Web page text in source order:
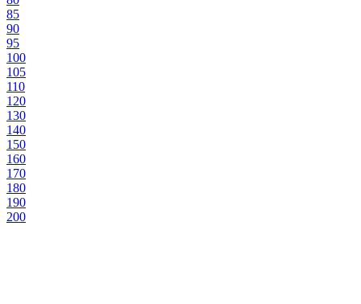
85
90
95
100
105
110
120
130
140
150
160
170
180
190
200